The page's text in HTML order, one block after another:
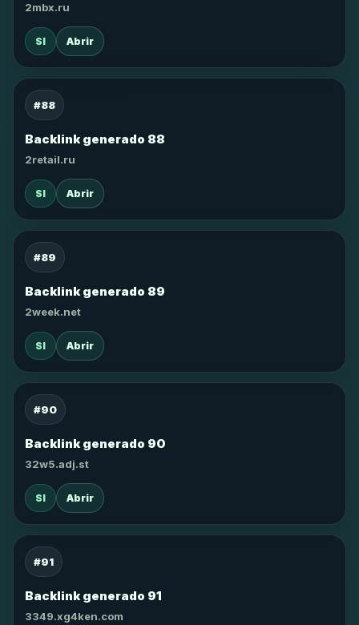
2mbx.ru
SI Abrir
#88
Backlink generado 88
2retail.ru
SI Abrir
#89
Backlink generado 89
2week.net
SI Abrir
#90
Backlink generado 90
32w5.adj.st
SI Abrir
#91
Backlink generado 91
3349.xg4ken.com